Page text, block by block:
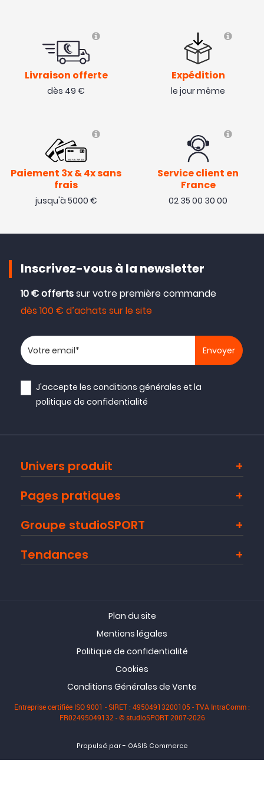
Livraison offerte
dès 49 €
Expédition
le jour même
Paiement 3x & 4x sans
frais
jusqu'à 5000 €
Service client en
France
02 35 00 30 00
Inscrivez-vous à la newsletter
10 € offertssur votre première commande
dès 100 € d’achats sur le site
Votre adresse email
J'accepte lesconditions générales et la
politique de confidentialité
Univers produit
Pages pratiques
Groupe studioSPORT
Tendances
Plan du site
Mentions légales
Politique de confidentialité
Cookies
Conditions Générales de Vente
Entreprise certifiée ISO 9001 - SIRET : 49504913200105 - TVA IntraComm :
FR02495049132 - © studioSPORT 2007-2026
Propulsé par- OASIS Commerce